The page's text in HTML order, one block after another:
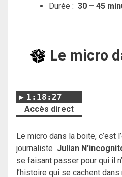
Durée : 30 – 45
Le micro
1:18:27
Accès direct
Le micro dans la boite, c’est
journaliste Julian
se faisant passer pour qui il
l’histoire qui se cachent